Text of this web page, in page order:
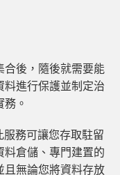
合後，隨後就需要能
料進行保護並制定治
。
服務可讓您存取駐留
料倉儲、專門建置的
且無論您將資料存放